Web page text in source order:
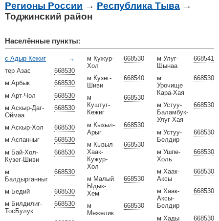
Регионы России → Республика Тыва →
Тоджинский район
Населённые пункты:
→
с Адыр-Кежиг
668530
тер Азас
668530
м Арбык
668530
м Арт-Чол
668530
м Аскыр-Даг-
Оймаа
668530
м Аскыр-Хол
668530
м Аспанныг
668530
м Бай-Хол-
Кузег-Шиви
668530
м
Балдырганныг
668530
м Бедий
668530
м Билдилиг-
ТосБулук
668530
м Кужур-
Хол
668540
м Кузег-
Шиви
668530
м
Куштуг-
Кежиг
668530
м Кызыл-
Арыг
668530
м Кызыл-
Хаак-
Кужур-
Хол
668530
м Малый
Ыдык-
Хем
668530
м
Межелик
668541
м Улуг-
Шынаа
668530
м
Урочище
Кара-Хая
668530
м Устуу-
Баламбук-
Улуг-Хая
668530
м Устуу-
Белдир
668530
м Ушпе-
Холь
668530
м Хаак-
Аксы
668530
м Хаак-
Аксы-
Белдир
668530
м Хады